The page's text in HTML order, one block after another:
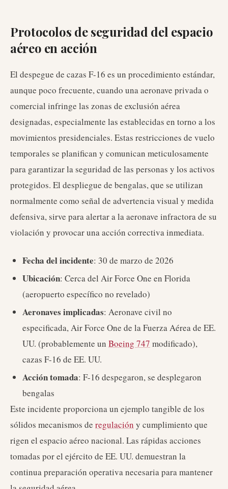
Protocolos de seguridad del espacio
aéreo en acción
El despegue de cazas F-16 es un procedimiento estándar,
aunque poco frecuente, cuando una aeronave privada o
comercial infringe las zonas de exclusión aérea
designadas, especialmente las establecidas en torno a los
movimientos presidenciales. Estas restricciones de vuelo
temporales se planifican y comunican meticulosamente
para garantizar la seguridad de las personas y los activos
protegidos. El despliegue de bengalas, que se utilizan
normalmente como señal de advertencia visual y medida
defensiva, sirve para alertar a la aeronave infractora de su
violación y provocar una acción correctiva inmediata.
Fecha del incidente: 30 de marzo de 2026
Ubicación: Cerca del Air Force One en Florida
(aeropuerto específico no revelado)
Aeronaves implicadas: Aeronave civil no
especificada, Air Force One de la Fuerza Aérea de EE.
UU. (probablemente un Boeing 747 modificado),
cazas F-16 de EE. UU.
Acción tomada: F-16 despegaron, se desplegaron
bengalas
Este incidente proporciona un ejemplo tangible de los
sólidos mecanismos de regulación y cumplimiento que
rigen el espacio aéreo nacional. Las rápidas acciones
tomadas por el ejército de EE. UU. demuestran la
continua preparación operativa necesaria para mantener